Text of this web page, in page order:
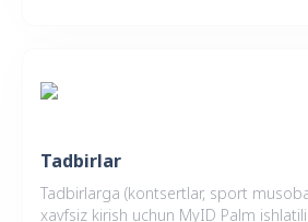
Tadbirlar
Tadbirlarga (kontsertlar, sport
xavfsiz kirish uchun MyID Palm